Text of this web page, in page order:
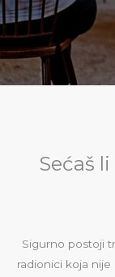
Sećaš
Sigurno postoji
radionici koja nije